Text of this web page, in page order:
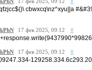
cbwxcq\nz^xyu||a
17 фев 2025, 09:12 #
17 фев 2025, 09:12 #